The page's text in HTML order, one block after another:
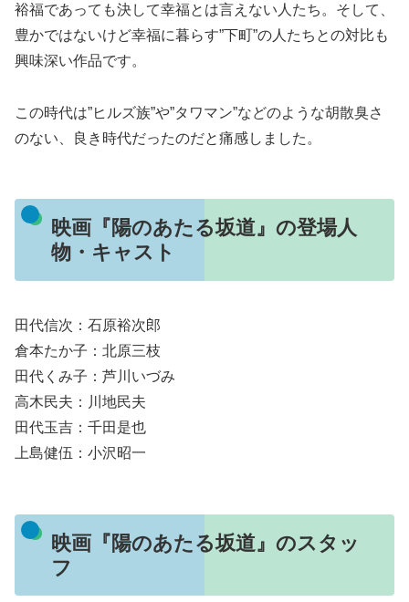
裕福であっても決して幸福とは言えない人たち。そして、
豊かではないけど幸福に暮らす”下町”の人たちとの対比も
興味深い作品です。
この時代は”ヒルズ族”や”タワマン”などのような胡散臭さ
のない、良き時代だったのだと痛感しました。
映画『陽のあたる坂道』の登場人
物・キャスト
田代信次：石原裕次郎
倉本たか子：北原三枝
田代くみ子：芦川いづみ
高木民夫：川地民夫
田代玉吉：千田是也
上島健伍：小沢昭一
映画『陽のあたる坂道』のスタッ
フ